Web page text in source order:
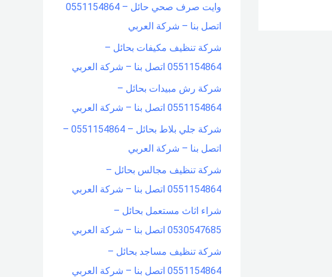
وايت صرف صحي حائل – 0551154864
اتصل بنا – شركة العربي
شركة تنظيف مكيفات بحائل –
0551154864 اتصل بنا – شركة العربي
شركة رش مبيدات بحائل –
0551154864 اتصل بنا – شركة العربي
شركة جلي بلاط بحائل – 0551154864 –
اتصل بنا – شركة العربي
شركة تنظيف مجالس بحائل –
0551154864 اتصل بنا – شركة العربي
شراء اثاث مستعمل بحائل –
0530547685 اتصل بنا – شركة العربي
شركة تنظيف مساجد بحائل –
0551154864 اتصل بنا – شركة العربي